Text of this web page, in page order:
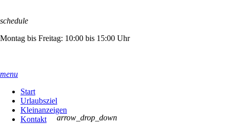
schedule
Montag bis Freitag: 10:00 bis 15:00 Uhr
menu
Start
Urlaubsziel
Kleinanzeigen
Kontakt
arrow_drop_down